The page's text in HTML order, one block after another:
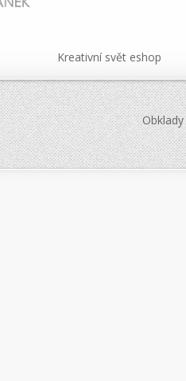
Kreativní svět eshop